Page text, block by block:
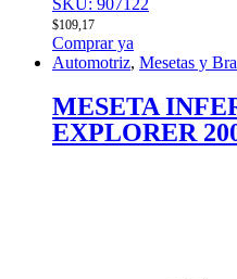
$109,17
Comprar ya
Automotriz, Mesetas y
MESETA
EXPLORER